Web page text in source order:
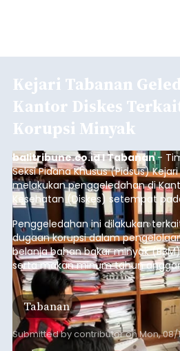
Kejari Tabanan
Kantor Diskes
Korupsi Minyak
balitribune.co.id I Tabanan-
Seksi Pidana Khusus (Pidsus)
melakukan penggeledahan di
Kesehatan (Diskes) setempat
(10/8/2026).
Penggeledahan ini dilakukan
dugaan korupsi dalam
belanja bahan bakar minyak
serta makan minum tahun
Tabanan
Submitted bycontributoronMon, 08/